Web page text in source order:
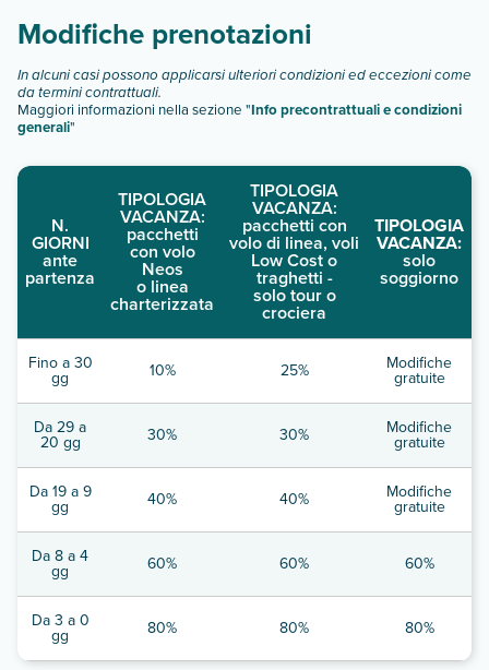
Scopri tutti i dettagli nel paragrafo dedicato "
descrizione".
Modifiche prenotazioni
In alcuni casi possono applicarsi ulteriori condizioni ed eccezioni come
da termini contrattuali.
Maggiori informazioni nella sezione "Info precontrattuali e condizioni
generali"
N.
GIORNI
ante
partenza
TIPOLOGIA
VACANZA:
pacchetti
con volo
Neos
o linea
charterizzata
TIPOLOGIA
VACANZA:
pacchetti con
volo di linea, voli
Low Cost o
traghetti -
solo tour o
crociera
TIPOLOGIA
VACANZA:
solo
soggiorno
Fino a 30
gg 10% 25% Modifiche
gratuite
Da 29 a
20 gg 30% 30% Modifiche
gratuite
Da 19 a 9
gg 40% 40% Modifiche
gratuite
Da 8 a 4
gg 60% 60% 60%
Da 3 a 0
gg 80% 80% 80%